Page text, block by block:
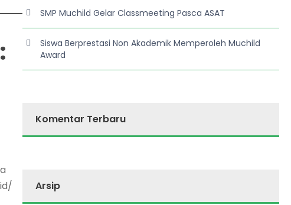
SMP Muchild Gelar Classmeeting Pasca ASAT
Siswa Berprestasi Non Akademik Memperoleh Muchild
Award
Komentar Terbaru
Arsip